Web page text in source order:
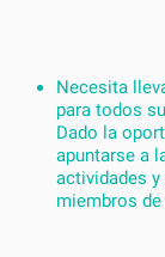
Necesita
para todos
Dado la
apuntarse a
actividades
miembros